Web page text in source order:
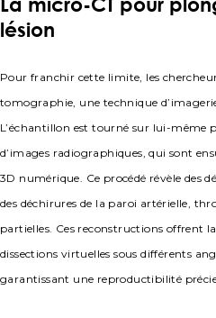
lésion
Pour franchir cette limite, les
tomographie, une technique
L’échantillon est tourné sur lui-même
d’images radiographiques, qui sont
3D numérique. Ce procédé révèle des
des déchirures de la paroi artérielle,
partielles. Ces reconstructions offrent
dissections virtuelles sous différents
garantissant une reproductibilité